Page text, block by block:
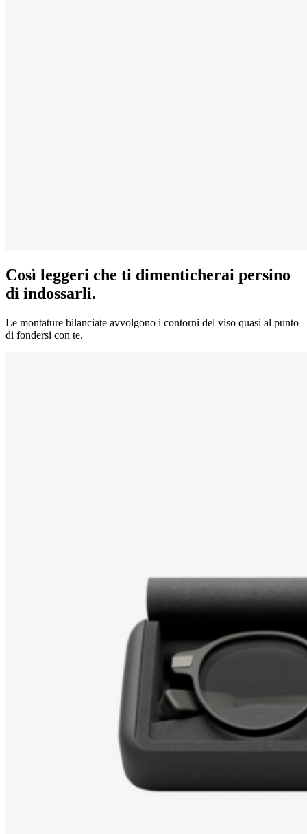
Così leggeri che ti dimenticherai persino
di indossarli.
Le montature bilanciate avvolgono i contorni del viso quasi al punto
di fondersi con te.